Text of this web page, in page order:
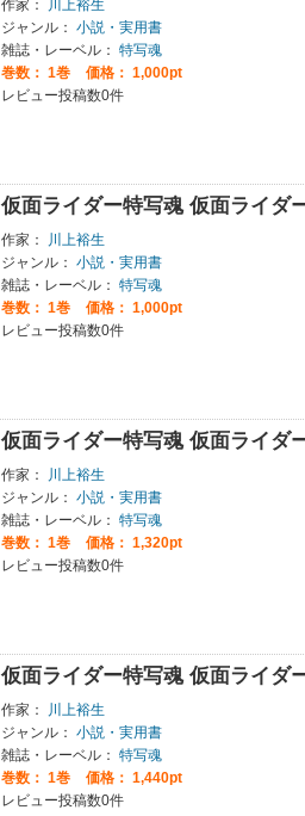
作家：
川上裕生
ジャンル： 小説・実用書
雑誌・レーベル： 特写魂
巻数： 1巻
価格： 1,000pt
レビュー投稿数0件
仮面ライダー特写魂 仮面ライダ
作家：
川上裕生
ジャンル： 小説・実用書
雑誌・レーベル： 特写魂
巻数： 1巻
価格： 1,000pt
レビュー投稿数0件
仮面ライダー特写魂 仮面ライダ
作家：
川上裕生
ジャンル： 小説・実用書
雑誌・レーベル： 特写魂
巻数： 1巻
価格： 1,320pt
レビュー投稿数0件
仮面ライダー特写魂 仮面ライダ
作家：
川上裕生
ジャンル： 小説・実用書
雑誌・レーベル： 特写魂
巻数： 1巻
価格： 1,440pt
レビュー投稿数0件